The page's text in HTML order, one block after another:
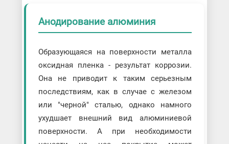
Анодирование алюминия
Образующаяся на поверхности металла
оксидная пленка - результат коррозии.
Она не приводит к таким серьезным
последствиям, как в случае с железом
или "черной" сталью, однако намного
ухудшает внешний вид алюминиевой
поверхности. А при необходимости